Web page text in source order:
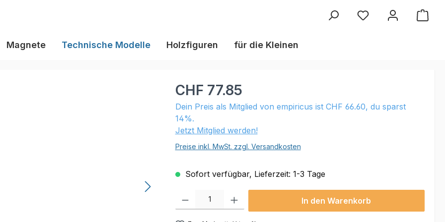
Du hast 0 Produkte
Magnete Technische Modelle Holzfiguren für die Kleinen
CHF 77.85
Dein Preis als Mitglied von empiricus ist CHF 66.60, du sparst
14%.
Jetzt Mitglied werden!
Preise inkl. MwSt. zzgl. Versandkosten
Sofort verfügbar, Lieferzeit: 1-3 Tage
In den Warenkorb